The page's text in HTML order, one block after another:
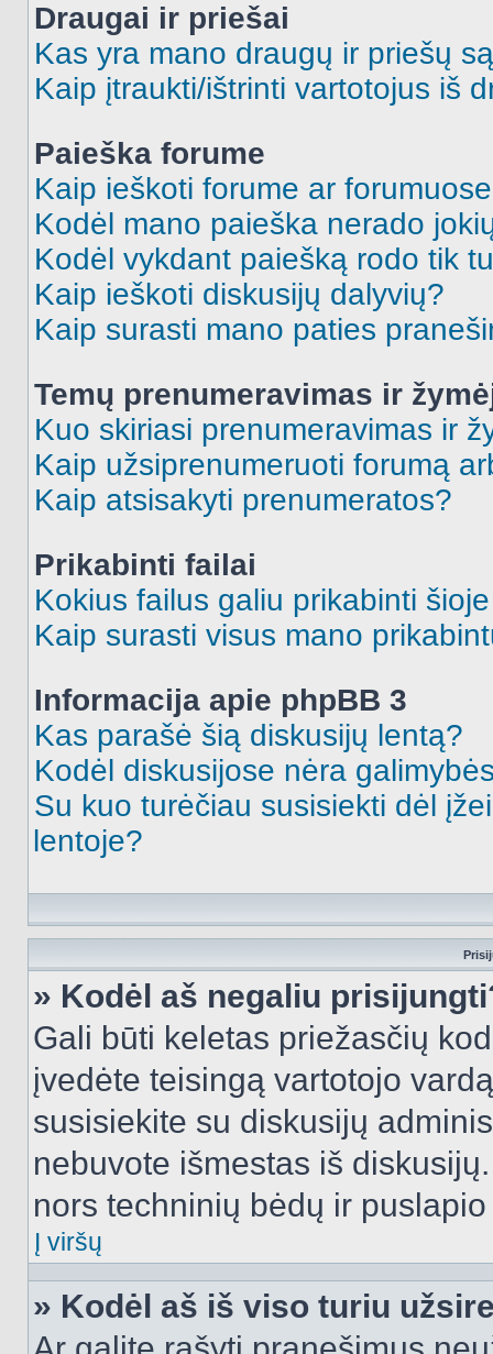
Draugai ir priešai
Kas yra mano draugų ir priešų
Kaip įtraukti/ištrinti vartotojus iš
Paieška forume
Kaip ieškoti forume ar
Kodėl mano paieška nerado
Kodėl vykdant paiešką rodo tik
Kaip ieškoti diskusijų dalyvių?
Kaip surasti mano paties
Temų prenumeravimas ir
Kuo skiriasi prenumeravimas ir
Kaip užsiprenumeruoti forumą
Kaip atsisakyti prenumeratos?
Prikabinti failai
Kokius failus galiu prikabinti
Kaip surasti visus mano
Informacija apie phpBB 3
Kas parašė šią diskusijų lentą?
Kodėl diskusijose nėra
Su kuo turėčiau susisiekti dėl
lentoje?
» Kodėl aš negaliu
Gali būti keletas priežasčių
įvedėte teisingą vartotojo
susisiekite su diskusijų
nebuvote išmestas iš
nors techninių bėdų ir
Į viršų
» Kodėl aš iš viso turiu